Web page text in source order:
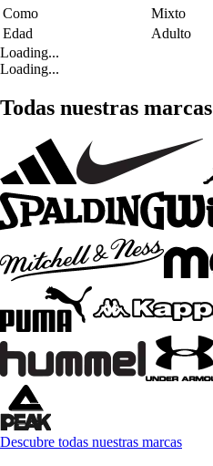
Como
Mixto
Edad
Adulto
Loading...
Loading...
Todas nuestras marcas
Descubre todas nuestras marcas